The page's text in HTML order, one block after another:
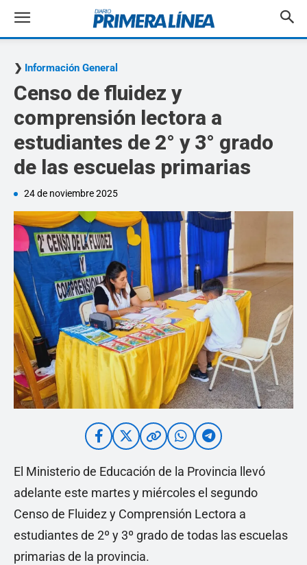
Información General
Censo de fluidez y
comprensión lectora a
estudiantes de 2° y 3° grado
de las escuelas primarias
24 de noviembre 2025
El Ministerio de Educación de la Provincia llevó
adelante este martes y miércoles el segundo
Censo de Fluidez y Comprensión Lectora a
estudiantes de 2º y 3º grado de todas las escuelas
primarias de la provincia.